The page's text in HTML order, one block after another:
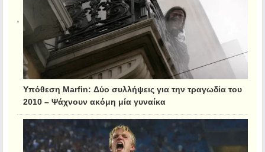
Υπόθεση Marfin: Δύο συλλήψεις για την τραγωδία του
2010 – Ψάχνουν ακόμη μία γυναίκα